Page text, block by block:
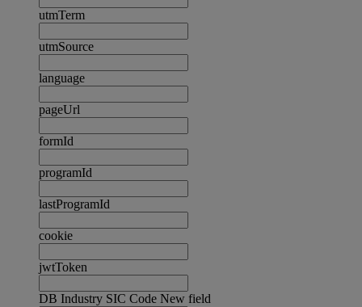
utmTerm
utmSource
language
pageUrl
formId
programId
lastProgramId
cookie
jwtToken
DB Industry SIC Code New field